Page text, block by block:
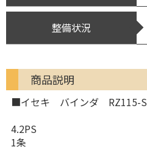
整備状況
商品説明
■イセキ バインダ RZ115-S
4.2PS
1条